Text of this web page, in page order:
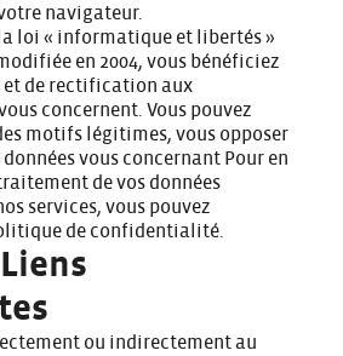
navigateur.
loi « informatique et libertés »
en 2004, vous bénéficiez
et de rectification aux
concernent. Vous pouvez
motifs légitimes, vous opposer
vous concernant Pour en
de vos données
services, vous pouvez
de confidentialité
ou indirectement au